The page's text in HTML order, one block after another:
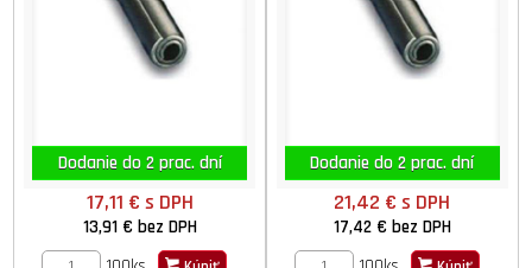
Dodanie do 2 prac. dní
17,11 € s DPH
13,91 € bez DPH
Dodanie do 2 prac. dní
21,42 €s DPH
17,42 € bez DPH